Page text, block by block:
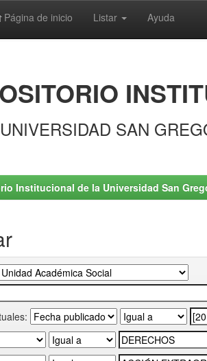
Página de inicio Listar Ayuda
SAN
Institucional de la Universidad San